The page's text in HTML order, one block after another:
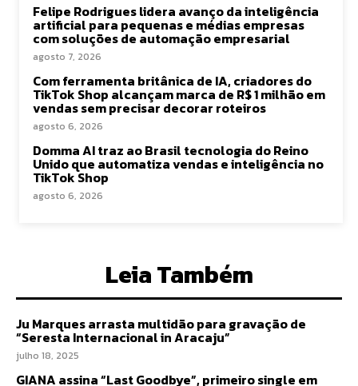
Felipe Rodrigues lidera avanço da inteligência
artificial para pequenas e médias empresas
com soluções de automação empresarial
agosto 7, 2026
Com ferramenta britânica de IA, criadores do
TikTok Shop alcançam marca de R$ 1 milhão em
vendas sem precisar decorar roteiros
agosto 6, 2026
Domma AI traz ao Brasil tecnologia do Reino
Unido que automatiza vendas e inteligência no
TikTok Shop
agosto 6, 2026
Leia Também
Ju Marques arrasta multidão para gravação de
“Seresta Internacional in Aracaju”
julho 18, 2025
GIANA assina “Last Goodbye”, primeiro single em